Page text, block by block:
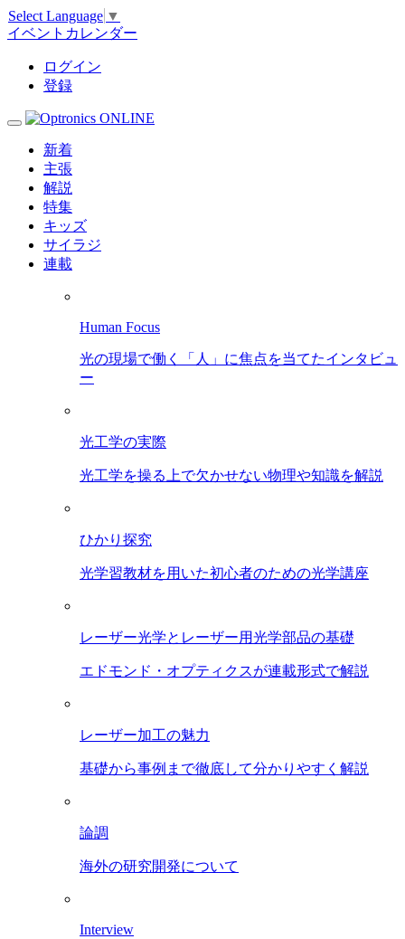
Select Language ▼
イベントカレンダー
ログイン
登録
新着
主張
解説
特集
キッズ
サイラジ
連載
Human Focus
光の現場で働く「人」に焦点を当てたインタビュ
ー
光工学の実際
光工学を操る上で欠かせない物理や知識を解説
ひかり探究
光学習教材を用いた初心者のための光学講座
レーザー光学とレーザー用光学部品の基礎
エドモンド・オプティクスが連載形式で解説
レーザー加工の魅力
基礎から事例まで徹底して分かりやすく解説
論調
海外の研究開発について
Interview